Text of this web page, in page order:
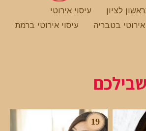
לציון
עיסוי אירוטי
אירוטי בטבריה
עיסוי אירוטי ברמת
19